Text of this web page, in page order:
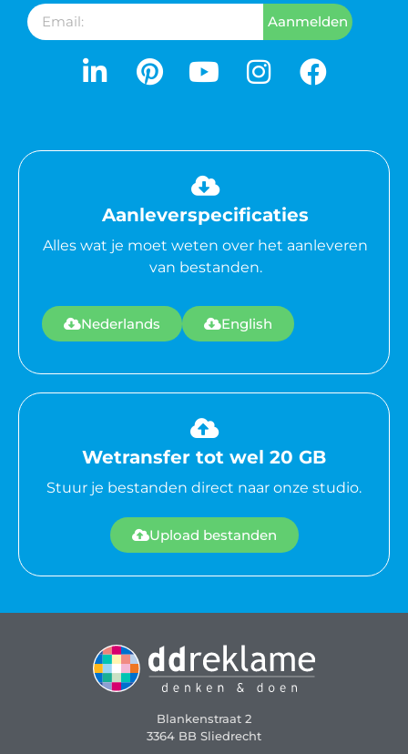
Aanmelden
Aanleverspecificaties
Alles wat je moet weten over het aanleveren
van bestanden.
Nederlands English
Wetransfer tot wel 20 GB
Stuur je bestanden direct naar onze studio.
Upload bestanden
Blankenstraat 2
3364 BB Sliedrecht